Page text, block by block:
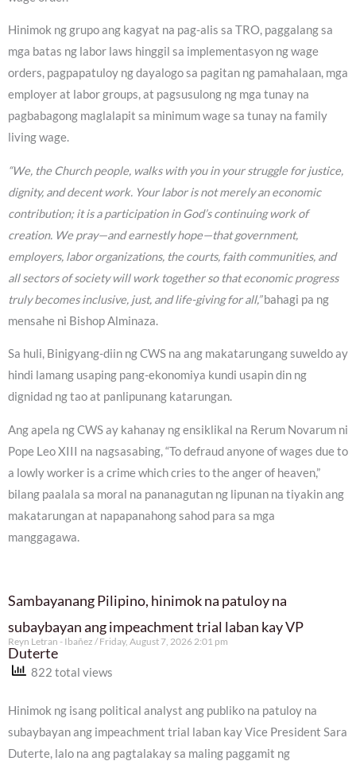
Hinimok ng grupo ang kagyat na pag-alis sa TRO, paggalang sa
mga batas ng labor laws hinggil sa implementasyon ng wage
orders, pagpapatuloy ng dayalogo sa pagitan ng pamahalaan, mga
employer at labor groups, at pagsusulong ng mga tunay na
pagbabagong maglalapit sa minimum wage sa tunay na family
living wage.
“We, the Church people, walks with you in your struggle for justice,
dignity, and decent work. Your labor is not merely an economic
contribution; it is a participation in God’s continuing work of
creation. We pray—and earnestly hope—that government,
employers, labor organizations, the courts, faith communities, and
all sectors of society will work together so that economic progress
truly becomes inclusive, just, and life-giving for all,”bahagi pa ng
mensahe ni Bishop Alminaza.
Sa huli, Binigyang-diin ng CWS na ang makatarungang suweldo ay
hindi lamang usaping pang-ekonomiya kundi usapin din ng
dignidad ng tao at panlipunang katarungan.
Ang apela ng CWS ay kahanay ng ensiklikal na Rerum Novarum ni
Pope Leo XIII na nagsasabing, “To defraud anyone of wages due to
a lowly worker is a crime which cries to the anger of heaven,”
bilang paalala sa moral na pananagutan ng lipunan na tiyakin ang
makatarungan at napapanahong sahod para sa mga
manggagawa.
Sambayanang Pilipino, hinimok na patuloy na
subaybayan ang impeachment trial laban kay VP
Duterte
Reyn Letran - Ibañez Friday, August 7, 2026 2:01 pm
822 total views
Hinimok ng isang political analyst ang publiko na patuloy na
subaybayan ang impeachment trial laban kay Vice President Sara
Duterte, lalo na ang pagtalakay sa maling paggamit ng